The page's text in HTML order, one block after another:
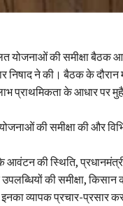
योजनाओं की समीक्षा बैठक
निषाद ने की। बैठक के दौरान
लाभ प्राथमिकता के आधार पर
की समीक्षा की और
की स्थिति,
की समीक्षा, किसान
व्यापक प्रचार-प्रसार